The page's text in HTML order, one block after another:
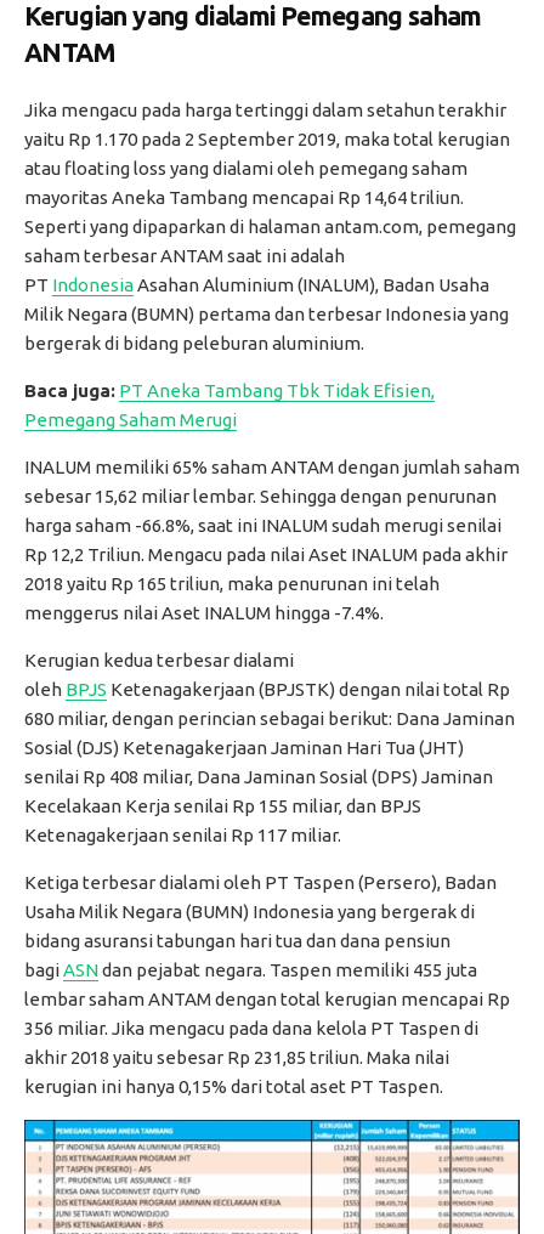
Kerugian yang dialami Pemegang saham
ANTAM
Jika mengacu pada harga tertinggi dalam setahun terakhir
yaitu Rp 1.170 pada 2 September 2019, maka total kerugian
atau floating loss yang dialami oleh pemegang saham
mayoritas Aneka Tambang mencapai Rp 14,64 triliun.
Seperti yang dipaparkan di halaman antam.com, pemegang
saham terbesar ANTAM saat ini adalah
PT IndonesiaAsahan Aluminium (INALUM), Badan Usaha
Milik Negara (BUMN) pertama dan terbesar Indonesia yang
bergerak di bidang peleburan aluminium.
Baca juga: PT Aneka Tambang Tbk Tidak Efisien,
Pemegang Saham Merugi
INALUM memiliki 65% saham ANTAM dengan jumlah saham
sebesar 15,62 miliar lembar. Sehingga dengan penurunan
harga saham -66.8%, saat ini INALUM sudah merugi senilai
Rp 12,2 Triliun. Mengacu pada nilai Aset INALUM pada akhir
2018 yaitu Rp 165 triliun, maka penurunan ini telah
menggerus nilai Aset INALUM hingga -7.4%.
Kerugian kedua terbesar dialami
oleh BPJS Ketenagakerjaan (BPJSTK) dengan nilai total Rp
680 miliar, dengan perincian sebagai berikut: Dana Jaminan
Sosial (DJS) Ketenagakerjaan Jaminan Hari Tua (JHT)
senilai Rp 408 miliar, Dana Jaminan Sosial (DPS) Jaminan
Kecelakaan Kerja senilai Rp 155 miliar, dan BPJS
Ketenagakerjaan senilai Rp 117 miliar.
Ketiga terbesar dialami oleh PT Taspen (Persero), Badan
Usaha Milik Negara (BUMN) Indonesia yang bergerak di
bidang asuransi tabungan hari tua dan dana pensiun
bagiASNdan pejabat negara. Taspen memiliki 455 juta
lembar saham ANTAM dengan total kerugian mencapai Rp
356 miliar. Jika mengacu pada dana kelola PT Taspen di
akhir 2018 yaitu sebesar Rp 231,85 triliun. Maka nilai
kerugian ini hanya 0,15% dari total aset PT Taspen.